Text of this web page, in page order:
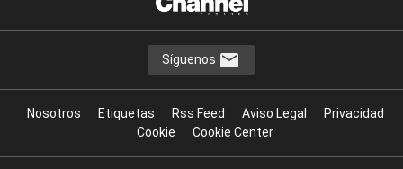
Síguenos
Nosotros Etiquetas Rss Feed Aviso Legal
Privacidad
Cookie
Cookie Center